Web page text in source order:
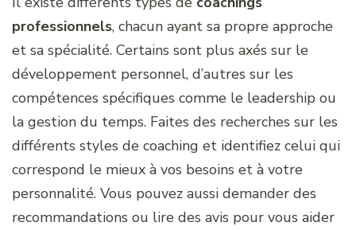
professionnels, chacun ayant sa propre approche
et sa spécialité. Certains sont plus axés sur le
développement personnel, d’autres sur les
compétences spécifiques comme le leadership ou
la gestion du temps. Faites des recherches sur les
différents styles de coaching et identifiez celui qui
correspond le mieux à vos besoins et à votre
personnalité. Vous pouvez aussi demander des
recommandations ou lire des avis pour vous aider